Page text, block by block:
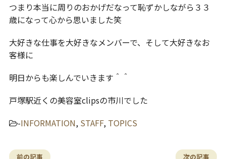
つまり本当に周りのおかげだなって恥ずかしながら３３
歳になって心から思いました笑
大好きな仕事を大好きなメンバーで、そして大好きなお
客様に
明日からも楽しんでいきます＾＾
戸塚駅近くの美容室clipsの市川でした
-INFORMATION, STAFF, TOPICS
前の記事 次の記事